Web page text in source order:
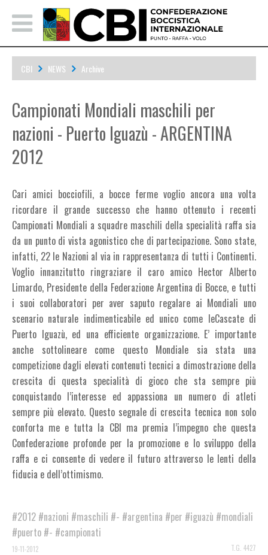
CBI NEWS
Archive
ARGENTINA 2012
Campionati Mondiali maschili per
nazioni - Puerto Iguazù - ARGENTINA
2012
Cari amici bocciofili, a bocce ferme voglio ancora una volta
ricordare il grande successo che hanno ottenuto i recenti
Campionati Mondiali a squadre maschili della specialità raffa sia
da un punto di vista agonistico che di partecipazione. Sono state,
infatti, 22 le Nazioni al via in rappresentanza di tutti i Continenti.
Voglio innanzitutto ringraziare il caro amico Hector Alberto
Limardo, Presidente della Federazione Argentina di Bocce, e tutti
i suoi collaboratori per aver saputo regalare ai Mondiali uno
scenario naturale indimenticabile ed unico come leCascate di
Puerto Iguazù, ed una efficiente organizzazione. E’ importante
anche sottolineare come questo Mondiale sia stata una
competizione dagli elevati contenuti tecnici a dimostrazione della
crescita di questa specialità di gioco che sta sempre più
conquistando l’interesse ed appassiona un numero di atleti
sempre più elevato. Questo segnale di crescita tecnica non solo
conforta me e tutta la CBI ma premia l’impegno che questa
Confederazione profonde per la promozione e lo sviluppo della
raffa e ci consente di vedere il futuro attraverso le lenti della
fiducia e dell’ottimismo.
#2012 #nazioni #maschili #- #argentina #per #iguazù #mondiali
#puerto #- #campionati
T.G. 4427
19-11-2012